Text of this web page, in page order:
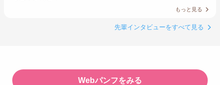
もっと見る
先輩インタビューをすべて見る
Webパンフをみる